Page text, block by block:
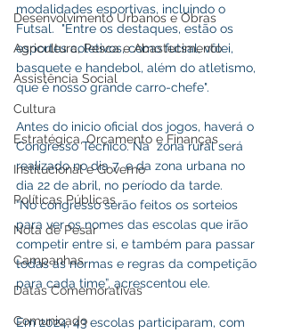
Desenvolvimento Urbanos e Obras
Agricultura, Pesca e Abastecimento
Assistência Social
Cultura
Estratégica, Orçamento e Finanças
Institucional e Governo
Políticas Públicas
Nota de Pesar
Campanhas
Datas Comemorativas
Comunicado
modalidades esportivas, incluindo o
Futsal.  "Entre os destaques, estão os
esportes coletivos, como futsal, vôlei,
basquete e handebol, além do atletismo,
que é nosso grande carro-chefe".
Antes do inicio oficial dos jogos, haverá o
Congresso Técnico. Na  zona rural será
realizado no dia 7  e da zona urbana no
dia 22 de abril, no período da tarde.
“No congresso serão feitos os sorteios
para ver os nomes das escolas que irão
competir entre si, e também para passar
todas as normas e regras da competição
para cada time”, acrescentou ele.
Em 2024, 43 escolas participaram, com